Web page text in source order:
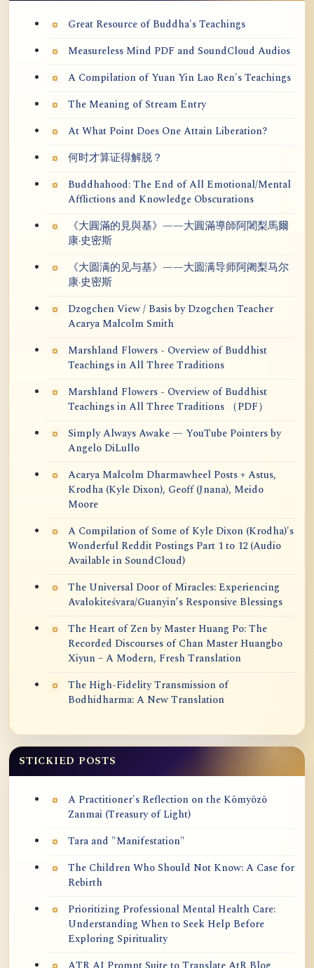
Great Resource of Buddha's Teachings
Measureless Mind PDF and SoundCloud Audios
A Compilation of Yuan Yin Lao Ren's Teachings
The Meaning of Stream Entry
At What Point Does One Attain Liberation?
何时才算证得解脱？
Buddhahood: The End of All Emotional/Mental
Afflictions and Knowledge Obscurations
《大圓滿的見與基》——大圓滿導師阿闍梨馬爾
康·史密斯
《大圆满的见与基》——大圆满导师阿阇梨马尔
康·史密斯
Dzogchen View / Basis by Dzogchen Teacher
Acarya Malcolm Smith
Marshland Flowers - Overview of Buddhist
Teachings in All Three Traditions
Marshland Flowers - Overview of Buddhist
Teachings in All Three Traditions （PDF）
Simply Always Awake — YouTube Pointers by
Angelo DiLullo
Acarya Malcolm Dharmawheel Posts + Astus,
Krodha (Kyle Dixon), Geoff (Jnana), Meido
Moore
A Compilation of Some of Kyle Dixon (Krodha)'s
Wonderful Reddit Postings Part 1 to 12 (Audio
Available in SoundCloud)
The Universal Door of Miracles: Experiencing
Avalokiteśvara/Guanyin’s Responsive Blessings
The Heart of Zen by Master Huang Po: The
Recorded Discourses of Chan Master Huangbo
Xiyun – A Modern, Fresh Translation
The High-Fidelity Transmission of
Bodhidharma: A New Translation
STICKIED POSTS
A Practitioner's Reflection on the Kōmyōzō
Zanmai (Treasury of Light)
Tara and "Manifestation"
The Children Who Should Not Know: A Case for
Rebirth
Prioritizing Professional Mental Health Care:
Understanding When to Seek Help Before
Exploring Spirituality